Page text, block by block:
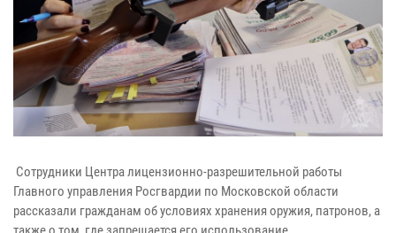
Сотрудники Центра лицензионно-разрешительной работы
Главного управления Росгвардии по Московской области
рассказали гражданам об условиях хранения оружия, патронов, а